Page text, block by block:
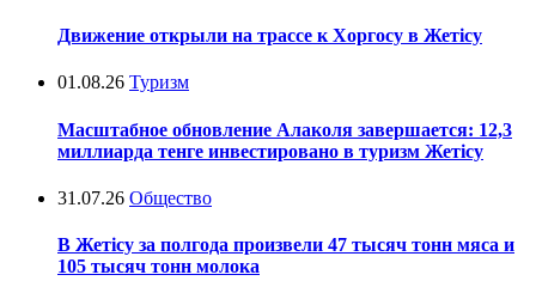
Движение открыли на трассе к Хоргосу в Жетісу
01.08.26 Туризм
Масштабное обновление Алаколя завершается: 12,3
миллиарда тенге инвестировано в туризм Жетісу
31.07.26 Общество
В Жетісу за полгода произвели 47 тысяч тонн мяса и
105 тысяч тонн молока